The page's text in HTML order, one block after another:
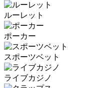
ルーレット
ポーカー
スポーツベット
ライブカジノ